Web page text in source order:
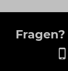
Fragen?